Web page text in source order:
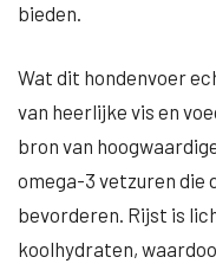
bieden.
Wat dit hondenvoer
van heerlijke vis en
bron van
omega-3 vetzuren die
bevorderen. Rijst is
koolhydraten,